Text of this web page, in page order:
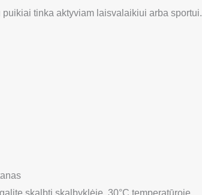
tinka aktyviam laisvalaikiui arba sportui.
skalbti skalbyklėje, 30°C temperatūroje